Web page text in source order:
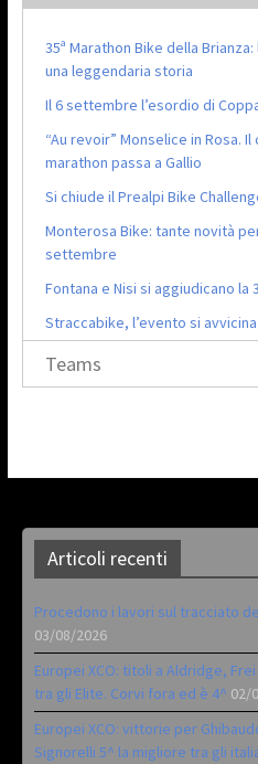
35ª Marathon Bike della
una leggendaria storia
Il 6 settembre l’esordio di
“Au revoir” Monselice in Rosa.
marathon passa a Gallio
Si chiude il Prealpi Bike
Monterosa Bike: tante novità
settembre
Fontana e Nisi si aggiudicano la
Straccabike, l’evento si avvicina
Teams
Articoli recenti
Procedono i lavori sul tracciato
03/08/2026
Europei XCO: titoli a Aldridge,
tra gli Elite. Corvi fora ed è 4^ 02/
Europei XCO: vittorie per
Signorelli 5^ la migliore tra gli